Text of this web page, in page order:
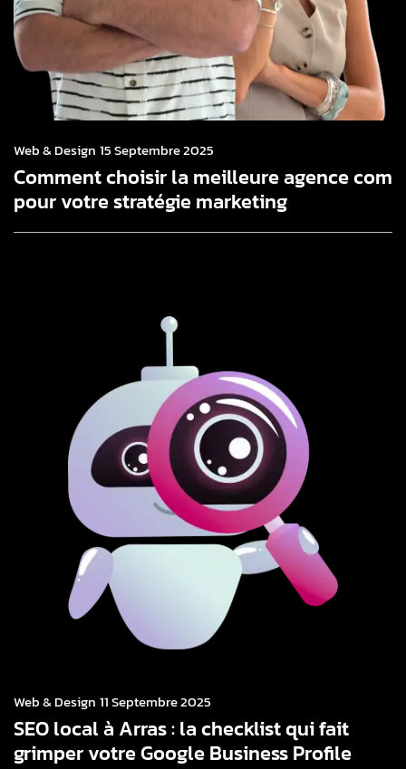
Web & Design 15 Septembre 2025
Comment choisir la meilleure agence com
pour votre stratégie marketing
Web & Design 11 Septembre 2025
SEO local à Arras : la checklist qui fait
grimper votre Google Business Profile